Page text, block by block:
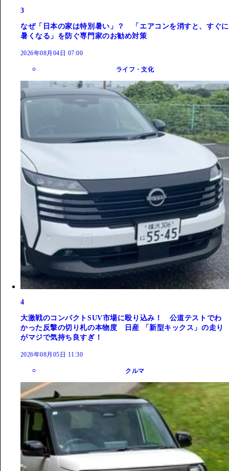
3
なぜ「日本の家は特別暑い」？ 「エアコンを消すと、すぐに
暑くなる」を防ぐ専門家のお勧め対策
2026年08月04日 07:00
ライフ・文化
4
大激戦のコンパクトSUV市場に殴り込み！ 公道テストでわ
かった反撃の切り札の本物度 日産 「新型キックス」の走り
がマジで気持ち良すぎ！
2026年08月05日 11:30
クルマ